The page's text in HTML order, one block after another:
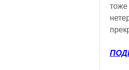
тоже